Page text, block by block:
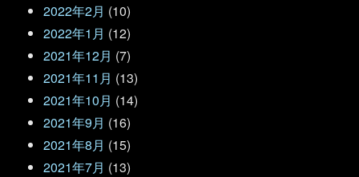
2022年2月 (10)
2022年1月 (12)
2021年12月 (7)
2021年11月 (13)
2021年10月 (14)
2021年9月 (16)
2021年8月 (15)
2021年7月 (13)